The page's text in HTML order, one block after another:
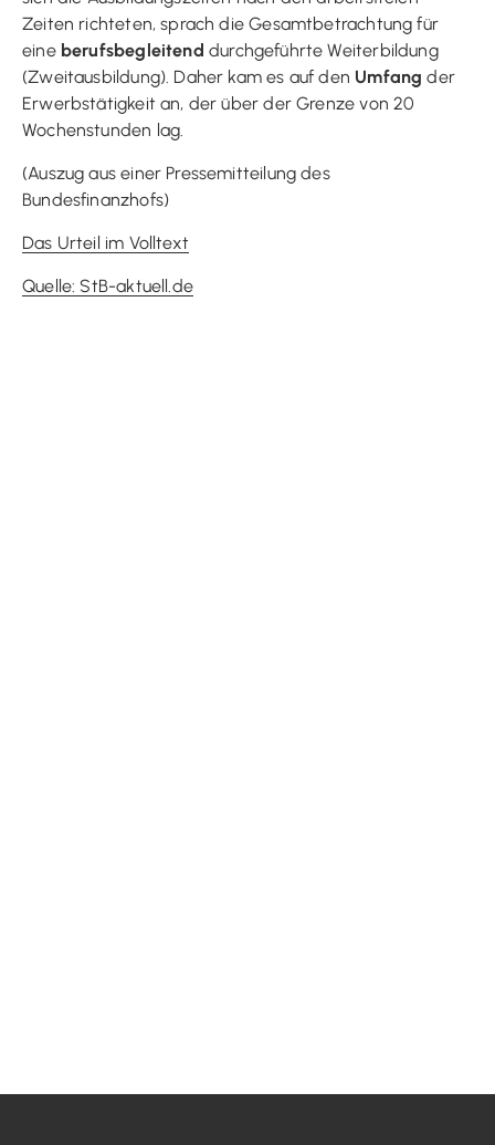
Zeiten richteten, sprach die Gesamtbetrachtung für
eine berufsbegleitend durchgeführte Weiterbildung
(Zweitausbildung). Daher kam es auf den Umfang der
Erwerbstätigkeit an, der über der Grenze von 20
Wochenstunden lag.
(Auszug aus einer Pressemitteilung des
Bundesfinanzhofs)
Das Urteil im Volltext
Quelle: StB-aktuell.de